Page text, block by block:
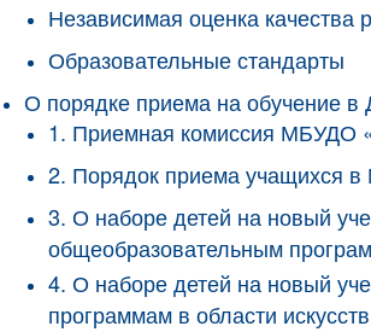
Независимая оценка качества
Образовательные стандарты
О порядке приема на обучение
1. Приемная комиссия
2. Порядок приема учащихся
3. О наборе детей на новый
общеобразовательным
4. О наборе детей на новый
программам в области искусств